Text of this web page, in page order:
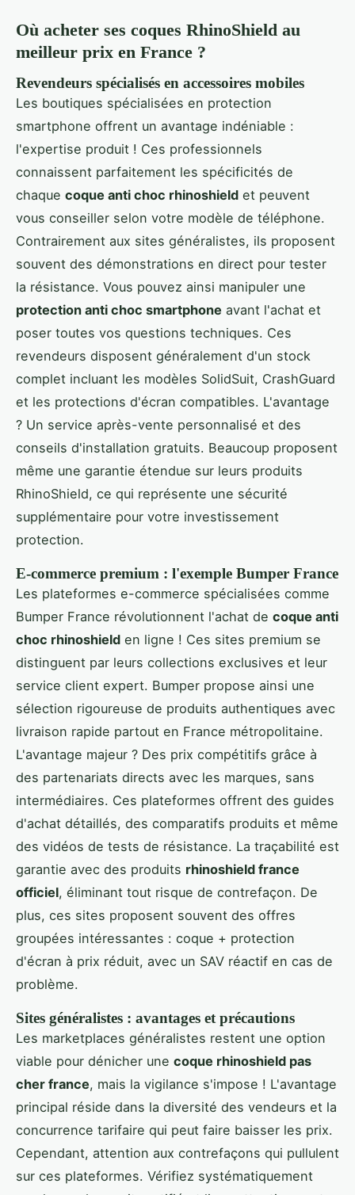
Où acheter ses coques RhinoShield au
meilleur prix en France ?
Revendeurs spécialisés en accessoires mobiles
Les boutiques spécialisées en protection
smartphone offrent un avantage indéniable :
l'expertise produit ! Ces professionnels
connaissent parfaitement les spécificités de
chaque coque anti choc rhinoshield et peuvent
vous conseiller selon votre modèle de téléphone.
Contrairement aux sites généralistes, ils proposent
souvent des démonstrations en direct pour tester
la résistance. Vous pouvez ainsi manipuler une
protection anti choc smartphone avant l'achat et
poser toutes vos questions techniques. Ces
revendeurs disposent généralement d'un stock
complet incluant les modèles SolidSuit, CrashGuard
et les protections d'écran compatibles. L'avantage
? Un service après-vente personnalisé et des
conseils d'installation gratuits. Beaucoup proposent
même une garantie étendue sur leurs produits
RhinoShield, ce qui représente une sécurité
supplémentaire pour votre investissement
protection.
E-commerce premium : l'exemple Bumper France
Les plateformes e-commerce spécialisées comme
Bumper France révolutionnent l'achat de coque anti
choc rhinoshield en ligne ! Ces sites premium se
distinguent par leurs collections exclusives et leur
service client expert. Bumper propose ainsi une
sélection rigoureuse de produits authentiques avec
livraison rapide partout en France métropolitaine.
L'avantage majeur ? Des prix compétitifs grâce à
des partenariats directs avec les marques, sans
intermédiaires. Ces plateformes offrent des guides
d'achat détaillés, des comparatifs produits et même
des vidéos de tests de résistance. La traçabilité est
garantie avec des produits rhinoshield france
officiel, éliminant tout risque de contrefaçon. De
plus, ces sites proposent souvent des offres
groupées intéressantes : coque + protection
d'écran à prix réduit, avec un SAV réactif en cas de
problème.
Sites généralistes : avantages et précautions
Les marketplaces généralistes restent une option
viable pour dénicher une coque rhinoshield pas
cher france, mais la vigilance s'impose ! L'avantage
principal réside dans la diversité des vendeurs et la
concurrence tarifaire qui peut faire baisser les prix.
Cependant, attention aux contrefaçons qui pullulent
sur ces plateformes. Vérifiez systématiquement